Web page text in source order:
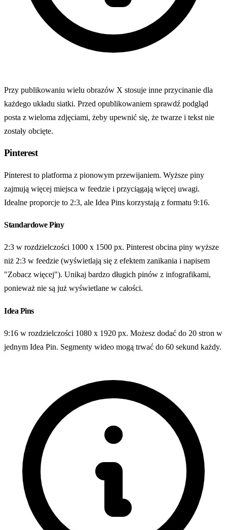
Przy publikowaniu wielu obrazów X stosuje inne przycinanie dla
każdego układu siatki. Przed opublikowaniem sprawdź podgląd
posta z wieloma zdjęciami, żeby upewnić się, że twarze i tekst nie
zostały obcięte.
Pinterest
Pinterest to platforma z pionowym przewijaniem. Wyższe piny
zajmują więcej miejsca w feedzie i przyciągają więcej uwagi.
Idealne proporcje to 2:3, ale Idea Pins korzystają z formatu 9:16.
Standardowe Piny
2:3 w rozdzielczości 1000 x 1500 px. Pinterest obcina piny wyższe
niż 2:3 w feedzie (wyświetlają się z efektem zanikania i napisem
"Zobacz więcej"). Unikaj bardzo długich pinów z infografikami,
ponieważ nie są już wyświetlane w całości.
Idea Pins
9:16 w rozdzielczości 1080 x 1920 px. Możesz dodać do 20 stron w
jednym Idea Pin. Segmenty wideo mogą trwać do 60 sekund każdy.